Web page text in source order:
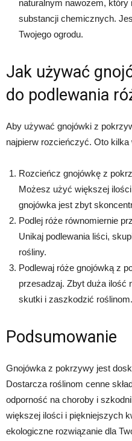
naturalnym nawozem,
substancji chemicznych.
Twojego ogrodu.
Jak używać
do podlewania
Aby używać gnojówki z
najpierw rozcieńczyć. Oto
Rozcieńcz gnojówkę z
Możesz użyć większej
gnojówka jest zbyt
Podlej róże równomiernie
Unikaj podlewania liści,
rośliny.
Podlewaj róże gnojówką z
przesadzaj. Zbyt duża ilość
skutki i zaszkodzić roślinom.
Podsumowanie
Gnojówka z pokrzywy jest
Dostarcza roślinom cenne
odporność na choroby i
większej ilości i piękniejszych
ekologiczne rozwiązanie dla